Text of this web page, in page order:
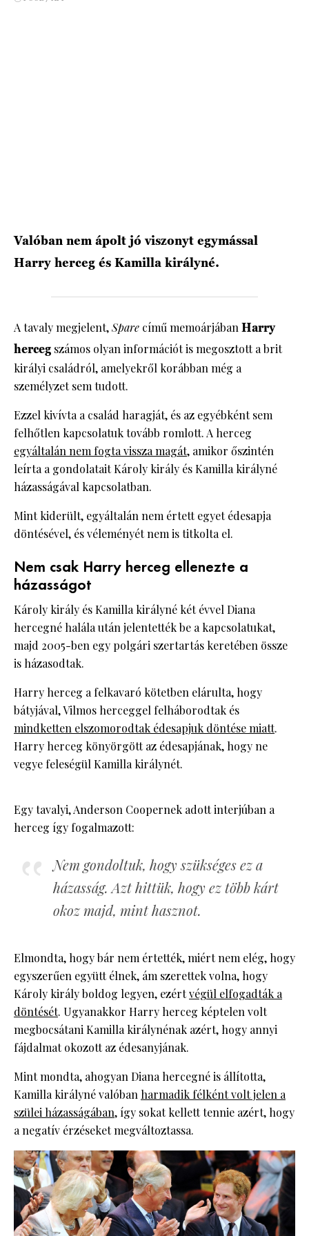
Valóban nem ápolt jó viszonyt egymással
Harry herceg és Kamilla királyné.
A tavaly megjelent,Spare című memoárjábanHarry
herceg számos olyan információt is megosztott a brit
királyi családról, amelyekről korábban még a
személyzet sem tudott.
Ezzel kivívta a család haragját, és az egyébként sem
felhőtlen kapcsolatuk tovább romlott. A herceg
egyáltalán nem fogta vissza magát, amikor őszintén
leírta a gondolatait Károly király és Kamilla királyné
házasságával kapcsolatban.
Mint kiderült, egyáltalán nem értett egyet édesapja
döntésével, és véleményét nem is titkolta el.
Nem csak Harry herceg ellenezte a
házasságot
Károly király és Kamilla királyné két évvel Diana
hercegné halála után jelentették be a kapcsolatukat,
majd 2005-ben egy polgári szertartás keretében össze
is házasodtak.
Harry herceg a felkavaró kötetben elárulta, hogy
bátyjával, Vilmos herceggel felháborodtak és
mindketten elszomorodtak édesapjuk döntése miatt.
Harry herceg könyörgött az édesapjának, hogy ne
vegye feleségül Kamilla királynét.
Egy tavalyi, Anderson Coopernek adott interjúban a
herceg így fogalmazott:
Nem gondoltuk, hogy szükséges ez a
házasság. Azt hittük, hogy ez több kárt
okoz majd, mint hasznot.
Elmondta, hogy bár nem értették, miért nem elég, hogy
egyszerűen együtt élnek, ám szerettek volna, hogy
Károly király boldog legyen, ezértvégül elfogadták a
döntését. Ugyanakkor Harry herceg képtelen volt
megbocsátani Kamilla királynénak azért, hogy annyi
fájdalmat okozott az édesanyjának.
Mint mondta, ahogyan Diana hercegné is állította,
Kamilla királyné valóban harmadik félként volt jelen a
szülei házasságában, így sokat kellett tennie azért, hogy
a negatív érzéseket megváltoztassa.